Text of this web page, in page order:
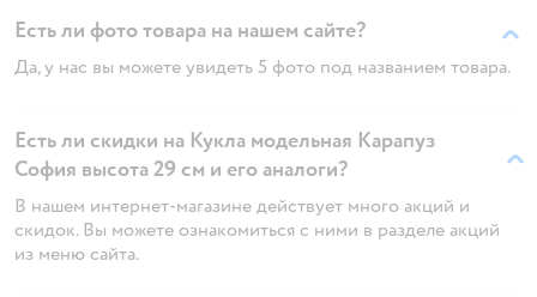
Есть ли фото товара на нашем сайте?
Да, у нас вы можете увидеть 5 фото под названием товара.
Есть ли скидки на Кукла модельная Карапуз
София высота 29 см и его аналоги?
В нашем интернет-магазине действует много акций и
скидок. Вы можете ознакомиться с ними в разделе акций
из меню сайта.